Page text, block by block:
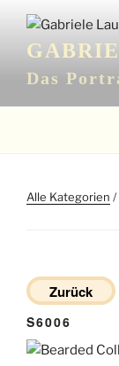
Inhalt
springen
Das
Alle Kategorien /
Zurück
S6006